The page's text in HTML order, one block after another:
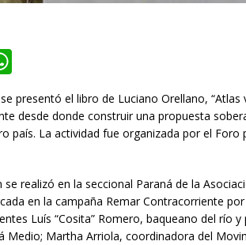
at
s
p
p
presentó el libro de Luciano Orellano,
desde donde construir una propuesta
país. La actividad fue organizada por el Foro
se realizó en la seccional Paraná de la
en la campaña Remar Contracorriente
Luís “Cosita” Romero, baqueano del río
Medio; Martha Arriola, coordinadora del